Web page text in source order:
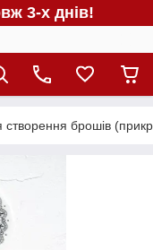
3-х днів!
брошів